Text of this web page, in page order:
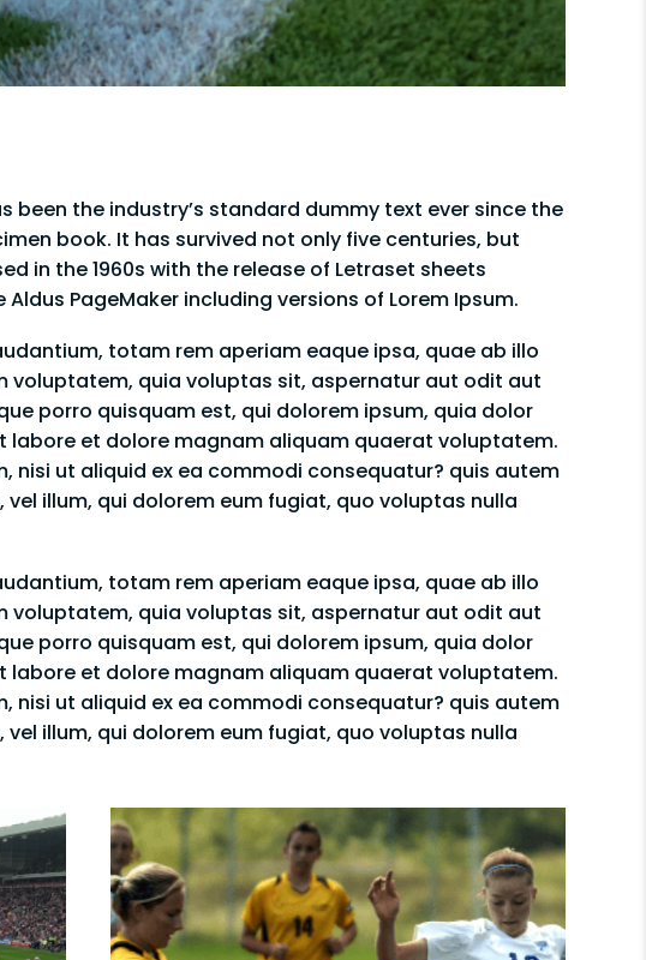
the industry’s standard dummy text ever since the
book. It has survived not only five centuries, but
in the 1960s with the release of Letraset sheets
PageMaker including versions of Lorem Ipsum.
totam rem aperiam eaque ipsa, quae ab illo
quia voluptas sit, aspernatur aut odit aut
porro quisquam est, qui dolorem ipsum, quia dolor
labore et dolore magnam aliquam quaerat voluptatem.
ut aliquid ex ea commodi consequatur? quis autem
illum, qui dolorem eum fugiat, quo voluptas nulla
totam rem aperiam eaque ipsa, quae ab illo
quia voluptas sit, aspernatur aut odit aut
porro quisquam est, qui dolorem ipsum, quia dolor
labore et dolore magnam aliquam quaerat voluptatem.
ut aliquid ex ea commodi consequatur? quis autem
illum, qui dolorem eum fugiat, quo voluptas nulla